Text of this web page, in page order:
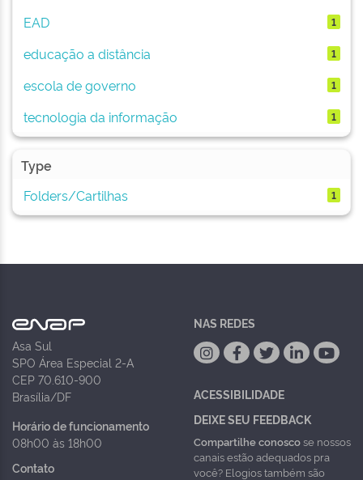
EAD 1
educação a distância 1
escola de governo 1
tecnologia da informação 1
Type
Folders/Cartilhas
1
Asa Sul
SPO Área Especial 2-A
CEP 70.610-900
Brasília/DF
Horário de funcionamento
08h00 às 18h00
Contato
NAS REDES
ACESSIBILIDADE
DEIXE SEU FEEDBACK
Compartilhe conoscose nossos
canais estão adequados pra
você? Elogios também são